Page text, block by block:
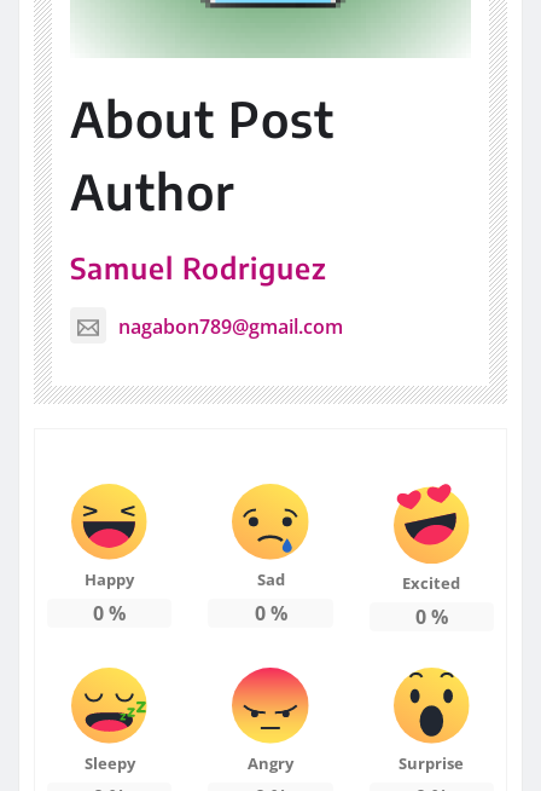
About Post
Author
Samuel Rodriguez
nagabon789@gmail.com
Happy
0%
Sad
0%
Excited
0%
Sleepy Angry Surprise